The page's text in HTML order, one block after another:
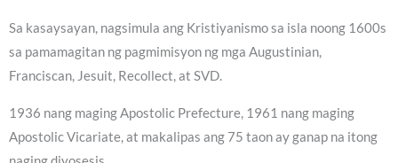
Sa kasaysayan, nagsimula ang Kristiyanismo sa isla noong 1600s
sa pamamagitan ng pagmimisyon ng mga Augustinian,
Franciscan, Jesuit, Recollect, at SVD.
1936 nang maging Apostolic Prefecture, 1961 nang maging
Apostolic Vicariate, at makalipas ang 75 taon ay ganap na itong